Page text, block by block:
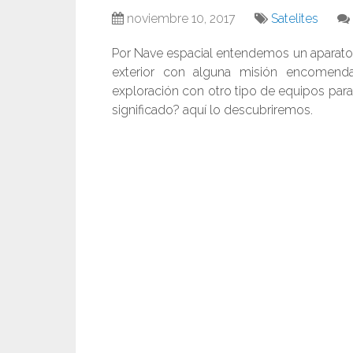
noviembre 10, 2017 Satelites
Por Nave espacial entendemos un
exterior con alguna misión
exploración con otro tipo de equipos
significado? aquí lo descubriremos.